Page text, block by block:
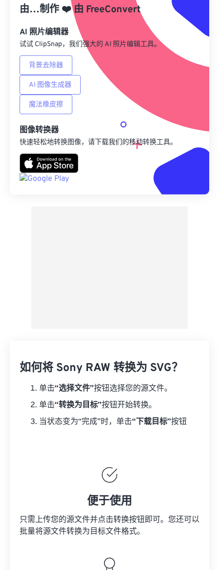
另存为预设
由…制作 ❤️由 FreeConvert
AI 照片编辑器
试试 ClipSnap，我们强大的 AI 照片编辑工具。
背景去除器
AI 图像生成器
魔法橡皮擦
图像转换器
快速轻松地转换图像，请下载我们的移动转换工具。
如何将 Sony RAW 转换为 SVG？
单击“选择文件”按钮选择您的源文件。
单击“转换为目标”按钮开始转换。
当状态变为“完成”时，单击“下载目标”按钮
便于使用
只需上传您的源文件并点击转换按钮即可。您还可以
批量将源文件转换为目标文件格式。